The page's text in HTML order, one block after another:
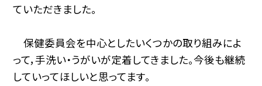
ていただきました。
保健委員会を中心としたいくつかの取り組みによ
って，手洗い・うがいが定着してきました。今後も継続
していってほしいと思ってます。